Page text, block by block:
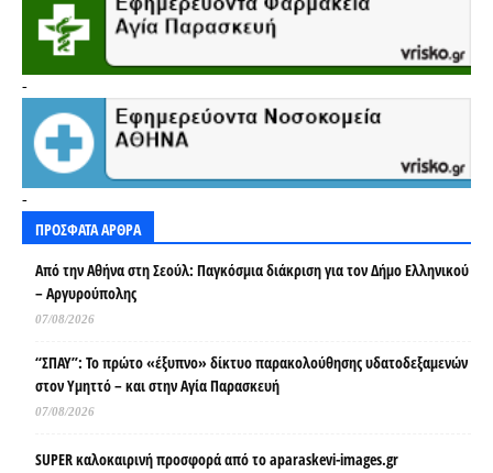
-
-
ΠΡΟΣΦΑΤΑ ΑΡΘΡΑ
Από την Αθήνα στη Σεούλ: Παγκόσμια διάκριση για τον Δήμο Ελληνικού
– Αργυρούπολης
07/08/2026
“ΣΠΑΥ”: Το πρώτο «έξυπνο» δίκτυο παρακολούθησης υδατοδεξαμενών
στον Υμηττό – και στην Αγία Παρασκευή
07/08/2026
SUPER καλοκαιρινή προσφορά από το aparaskevi-images.gr